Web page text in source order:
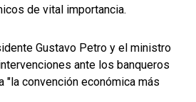
de vital importancia.
Gustavo Petro y el ministro
ante los banqueros
"la convención económica más